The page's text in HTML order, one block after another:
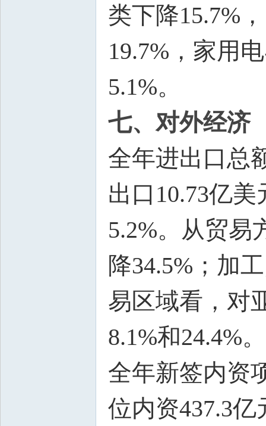
类下降15.7%
19.7%，家用
5.1%。
七、对外经济
全年进出口总
出口10.73亿
5.2%。从贸易
降34.5%；加
易区域看，对
8.1%和24.4%。
全年新签内资
位内资437.3